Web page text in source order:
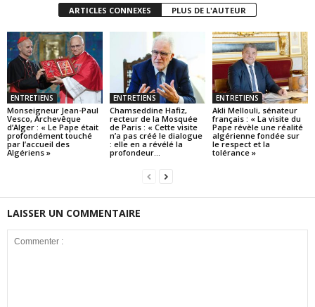
ARTICLES CONNEXES PLUS DE L'AUTEUR
ENTRETIENS
Monseigneur Jean-Paul
Vesco, Archevêque
d’Alger : « Le Pape était
profondément touché
par l’accueil des
Algériens »
ENTRETIENS
Chamseddine Hafiz,
recteur de la Mosquée
de Paris : « Cette visite
n’a pas créé le dialogue
: elle en a révélé la
profondeur...
ENTRETIENS
Akli Mellouli, sénateur
français : « La visite du
Pape révèle une réalité
algérienne fondée sur
le respect et la
tolérance »
LAISSER UN COMMENTAIRE